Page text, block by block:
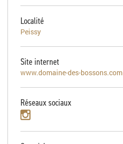
Localité
Peissy
Site internet
www.domaine-des-bossons.com
Réseaux sociaux